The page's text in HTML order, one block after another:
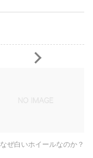
なぜ白いホイールなのか？